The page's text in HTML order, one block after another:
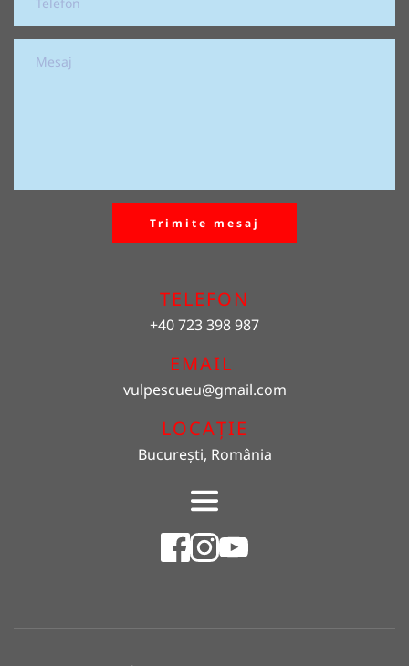
Trimite mesaj
TELEFON
+40 723 398 987
EMAIL
vulpescueu@gmail.com
LOCAȚIE
București, România